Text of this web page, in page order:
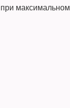
максимальном